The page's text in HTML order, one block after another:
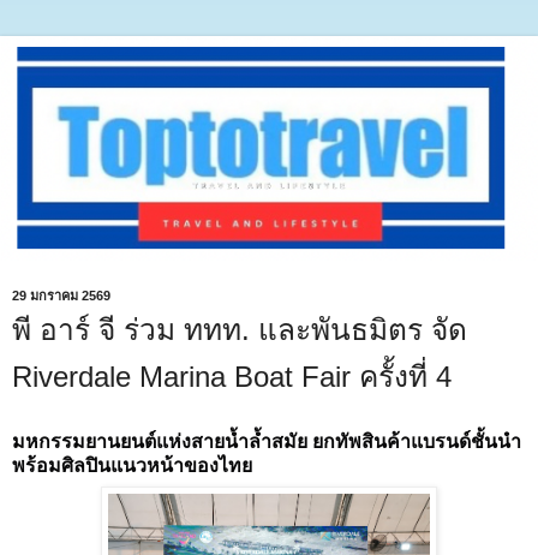
29 มกราคม 2569
พี อาร์ จี ร่วม ททท. และพันธมิตร จัด
Riverdale Marina Boat Fair ครั้งที่ 4
มหกรรมยานยนต์แห่งสายน้ำล้ำสมัย ยกทัพสินค้าแบรนด์ชั้นนำ
พร้อมศิลปินแนวหน้าของไทย